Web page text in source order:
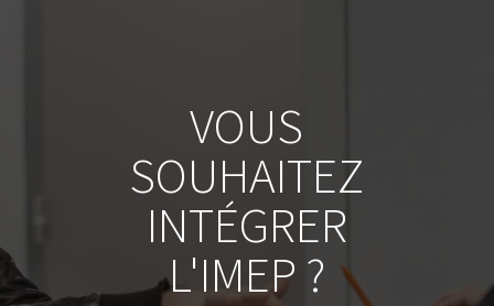
VOUS
SOUHAITEZ
INTÉGRER
L'IMEP ?